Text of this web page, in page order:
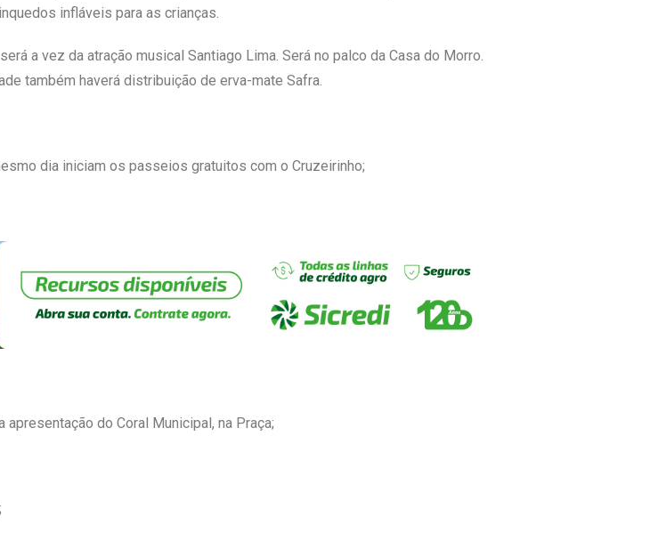
infláveis para as crianças.
a vez da atração musical Santiago Lima. Será no palco da Casa do Morro.
também haverá distribuição de erva-mate Safra.
dia iniciam os passeios gratuitos com o Cruzeirinho;
do Coral Municipal, na Praça;